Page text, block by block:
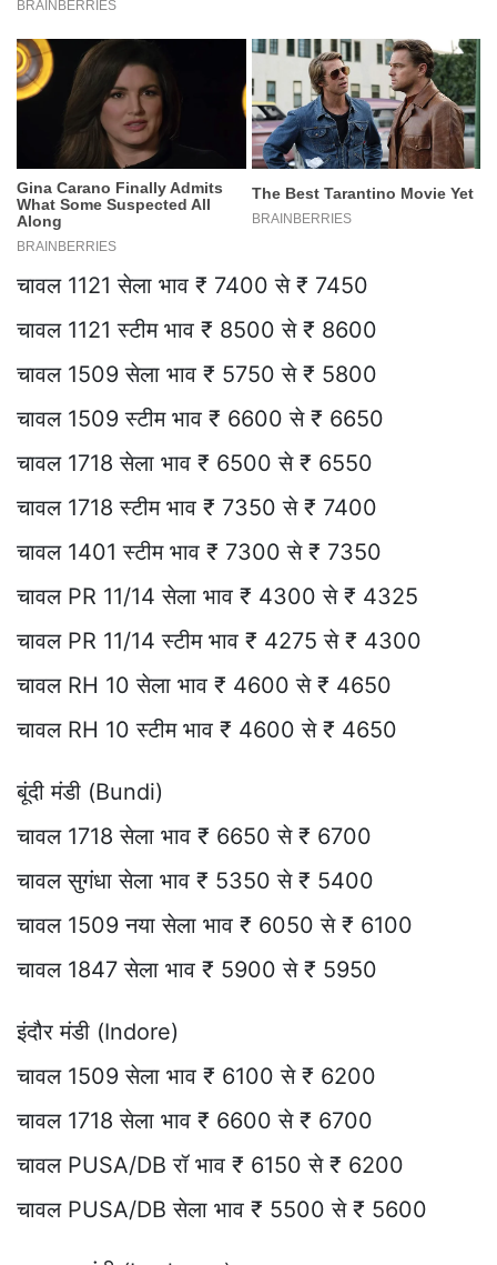
चावल 1121 सेला भाव ₹ 7400 से ₹ 7450
चावल 1121 स्टीम भाव ₹ 8500 से ₹ 8600
चावल 1509 सेला भाव ₹ 5750 से ₹ 5800
चावल 1509 स्टीम भाव ₹ 6600 से ₹ 6650
चावल 1718 सेला भाव ₹ 6500 से ₹ 6550
चावल 1718 स्टीम भाव ₹ 7350 से ₹ 7400
चावल 1401 स्टीम भाव ₹ 7300 से ₹ 7350
चावल PR 11/14 सेला भाव ₹ 4300 से ₹ 4325
चावल PR 11/14 स्टीम भाव ₹ 4275 से ₹ 4300
चावल RH 10 सेला भाव ₹ 4600 से ₹ 4650
चावल RH 10 स्टीम भाव ₹ 4600 से ₹ 4650
बूंदी मंडी (Bundi)
चावल 1718 सेला भाव ₹ 6650 से ₹ 6700
चावल सुगंधा सेला भाव ₹ 5350 से ₹ 5400
चावल 1509 नया सेला भाव ₹ 6050 से ₹ 6100
चावल 1847 सेला भाव ₹ 5900 से ₹ 5950
इंदौर मंडी (Indore)
चावल 1509 सेला भाव ₹ 6100 से ₹ 6200
चावल 1718 सेला भाव ₹ 6600 से ₹ 6700
चावल PUSA/DB रॉ भाव ₹ 6150 से ₹ 6200
चावल PUSA/DB सेला भाव ₹ 5500 से ₹ 5600